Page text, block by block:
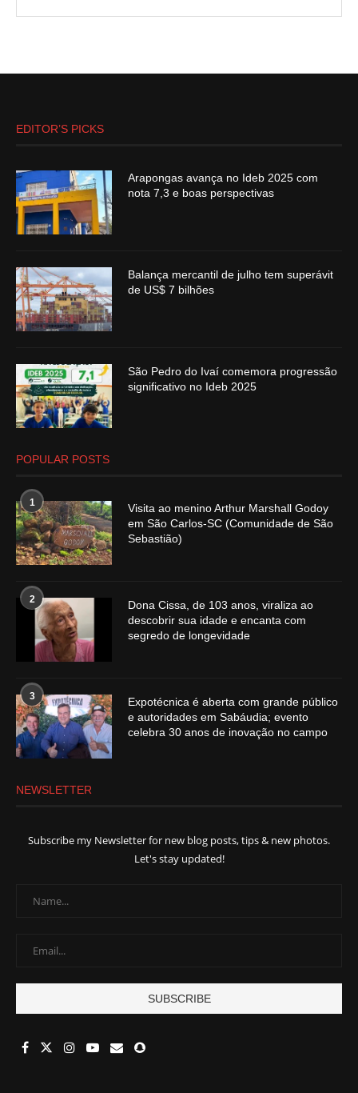
EDITOR’S PICKS
Arapongas avança no Ideb 2025 com
nota 7,3 e boas perspectivas
Balança mercantil de julho tem superávit
de US$ 7 bilhões
São Pedro do Ivaí comemora progressão
significativo no Ideb 2025
POPULAR POSTS
1
Visita ao menino Arthur Marshall Godoy
em São Carlos-SC (Comunidade de São
Sebastião)
2
Dona Cissa, de 103 anos, viraliza ao
descobrir sua idade e encanta com
segredo de longevidade
3
Expotécnica é aberta com grande público
e autoridades em Sabáudia; evento
celebra 30 anos de inovação no campo
NEWSLETTER
Subscribe my Newsletter for new blog posts, tips & new photos.
Let's stay updated!